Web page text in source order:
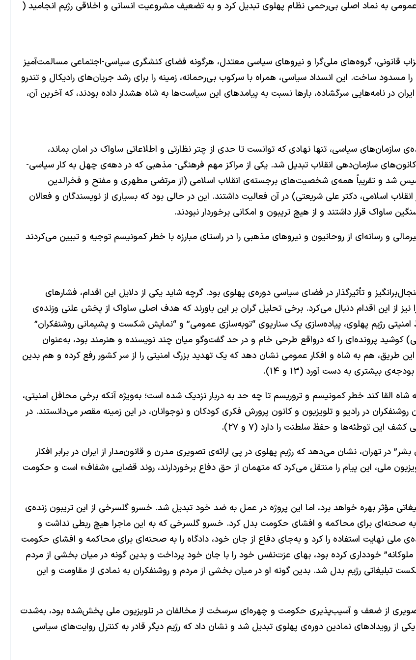
عمومی به نماد اصلی بی‌رحمی نظام پهلوی تبدیل کرد و به تضعیف مشروعیت انسانی و اخلاقی رژیم انجامید (
قانونی، گروه‌های ملی‌گرا و نیروهای سیاسی معتدل، هرگونه فضای کنشگری سیاسی-اجتماعی مسالمت‌آمیز
مسدود ساخت. این انسداد سیاسی، همراه با سرکوب بی‌رحمانه، زمینه را برای رشد جریان‌های رادیکال و تندرو
در نامه‌هایی سرگشاده، بارها نسبت به پیامدهای این سیاست‌ها به شاه هشدار داده بودند، که آخرین آن،
سازمان‌های سیاسی، تنها نهادی که توانست تا حدی از چتر نظارتی و اطلاعاتی ساواک در امان بماند،
سازمان‌دهی انقلاب تبدیل شد. یکی از مراکز مهم فرهنگی- مذهبی که در دهه‌ی چهل به کار سیاسی-
می‌پرداخت، “حسینیه‌ی ارشاد” بود که در سال ۱۳۴۶ تأسیس شد و تقریباً همه‌ی شخصیت‌های برجسته‌ی انقلاب اسلامی (از مرتضی مطهری و مفتح و فخرالدین
انقلاب اسلامی، دکتر علی شریعتی) در آن فعالیت داشتند. این در حالی بود که بسیاری از نویسندگان و فعالان
قرار داشتند و از هیچ تریبون و امکانی برخوردار نبودند.
و رسانه‌ای از روحانیون و نیروهای مذهبی را در راستای مبارزه با خطر کمونیسم توجیه و تبیین می‌کردند
و تأثیرگذار در فضای سیاسی دوره‌ی پهلوی بود. گرچه شاید یکی از دلایل این اقدام، فشارهای
نیز از این اقدام دنبال می‌کرد. برخی تحلیل گران بر این باورند که هدف اصلی ساواک از پخش علنی وزنده‌ی
نمایش اقتدار و تسلط امنیتی رژیم پهلوی، پیاده‌سازی یک سناریوی “توبه‌سازی عمومی” و “نمایش شکست و پشیمانی روشنفکران”
کوشید پرونده‌ای را که درواقع طرحی خام و در حد گفت‌وگو میان چند نویسنده و هنرمند بود، به‌عنوان
این طریق، هم به شاه و افکار عمومی نشان دهد که یک تهدید بزرگ امنیتی را از سر کشور رفع کرده و هم بدین
بیشتری به دست آورد (۱۳ و ۱۴).
القا کند خطر کمونیسم و تروریسم تا چه حد به دربار نزدیک شده است؛ به‌ویژه آنکه برخی محافل امنیتی،
در رادیو و تلویزیون و کانون پرورش فکری کودکان و نوجوانان، در این زمینه مقصر می‌دانستند. در
این توطئه‌ها و حفظ سلطنت را دارد (۷ و ۲۷).
در تهران، نشان می‌دهد که رژیم پهلوی در پی ارائه‌ی تصویری مدرن و قانون‌مدار از ایران در برابر افکار
ملی، این پیام را منتقل می‌کرد که متهمان از حق دفاع برخوردارند، روند قضایی «شفاف» است و حکومت
مؤثر بهره خواهد برد، اما این پروژه در عمل به ضد خود تبدیل شد. خسرو گلسرخی از این تریبون زنده‌ی
به صحنه‌ای برای محاکمه و افشای حکومت بدل کرد. خسرو گلسرخی که به این ماجرا هیچ ربطی نداشت و
ملی نهایت استفاده را کرد و به‌جای دفاع از جان خود، دادگاه را به صحنه‌ای برای محاکمه و افشای حکومت
خودداری کرده بود، بهای عزت‌نفس خود را با جان خود پرداخت و بدین گونه در میان بخشی از مردم
تبلیغاتی رژیم بدل شد. بدین گونه او در میان بخشی از مردم و روشنفکران به نمادی از مقاومت و این
تصویری از ضعف و آسیب‌پذیری حکومت و چهره‌ای سرسخت از مخالفان در تلویزیون ملی پخش‌شده بود، به‌شدت
رویدادهای نمادین دوره‌ی پهلوی تبدیل شد و نشان داد که رژیم دیگر قادر به کنترل روایت‌های سیاسی